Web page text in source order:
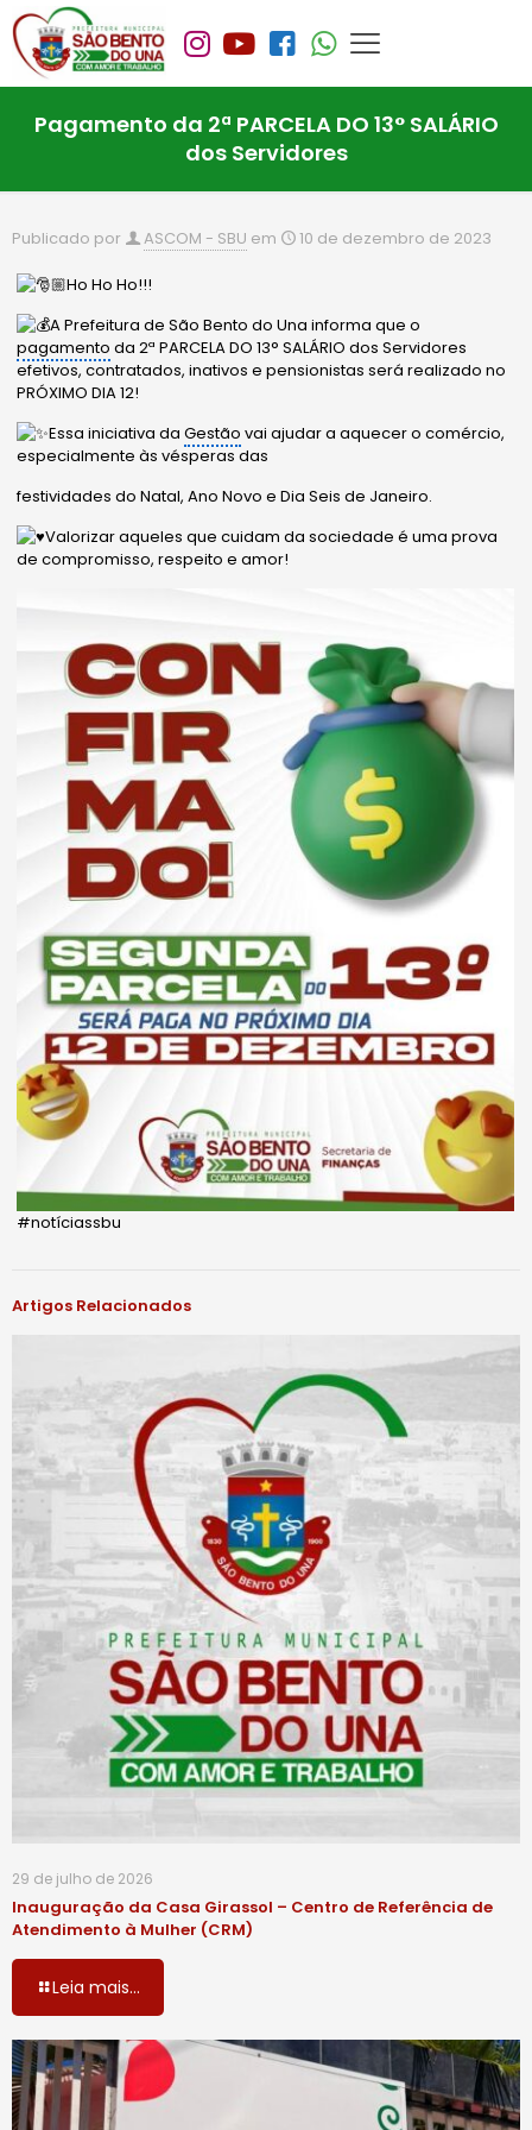
Pagamento da 2ª PARCELA DO 13° SALÁRIO
dos Servidores
Publicado por ASCOM - SBU em 10 de dezembro de 2023
Ho Ho Ho!!!
A Prefeitura de São Bento do Una informa que o
pagamento da 2ª PARCELA DO 13° SALÁRIO dos Servidores
efetivos, contratados, inativos e pensionistas será realizado no
PRÓXIMO DIA 12!
Essa iniciativa daGestão vai ajudar a aquecer o comércio,
especialmente às vésperas das
festividades do Natal, Ano Novo e Dia Seis de Janeiro.
Valorizar aqueles que cuidam da sociedade é uma prova
de compromisso, respeito e amor!
#notíciassbu
Artigos Relacionados
29 de julho de 2026
Inauguração da Casa Girassol – Centro de Referência de
Atendimento à Mulher (CRM)
Leia mais...